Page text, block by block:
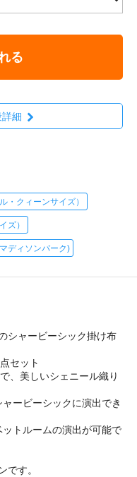
る
細
・クィーンサイズ）
ズ）
ディソンパーク)
シャービーシック掛け布
セット
、美しいシェニール織り
ービーシックに演出でき
トルームの演出が可能で
です。